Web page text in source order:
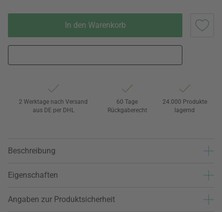
In den Warenkorb
2 Werktage nach Versand
aus DE per DHL
60 Tage
Rückgaberecht
24.000 Produkte
lagernd
Beschreibung
Eigenschaften
Angaben zur Produktsicherheit